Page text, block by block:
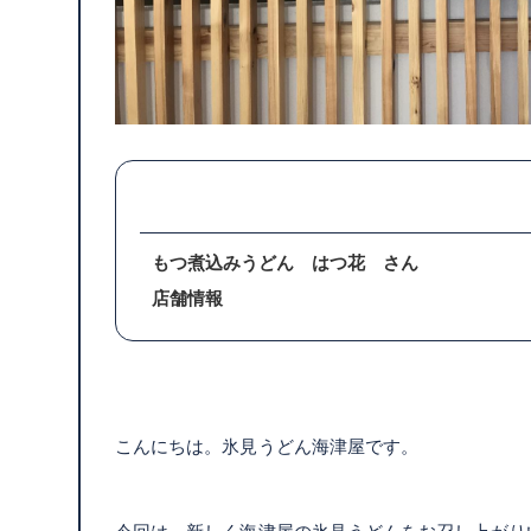
もつ煮込みうどん はつ花 さん
店舗情報
こんにちは。氷見うどん海津屋です。